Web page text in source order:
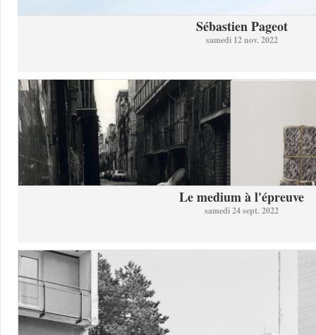
Sébastien Pageot
samedi 12 nov. 2022
Le medium à l'épreuve
samedi 24 sept. 2022